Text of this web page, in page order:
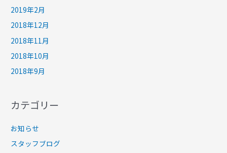
2019年2月
2018年12月
2018年11月
2018年10月
2018年9月
カテゴリー
お知らせ
スタッフブログ